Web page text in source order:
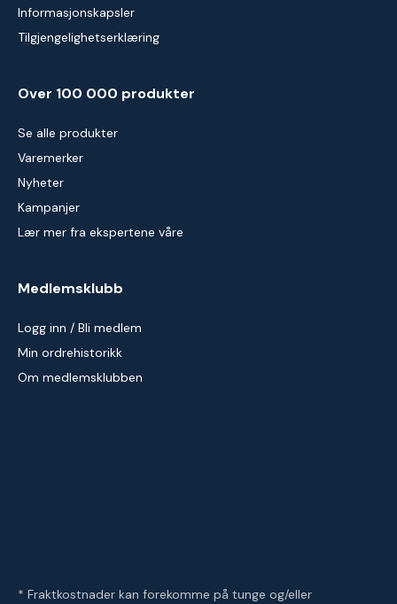
Informasjonskapsler
Tilgjengelighetserklæring
Over 100 000 produkter
Se alle produkter
Varemerker
Nyheter
Kampanjer
Lær mer fra ekspertene våre
Medlemsklubb
Logg inn / Bli medlem
Min ordrehistorikk
Om medlemsklubben
* Fraktkostnader kan forekomme på tunge og/eller